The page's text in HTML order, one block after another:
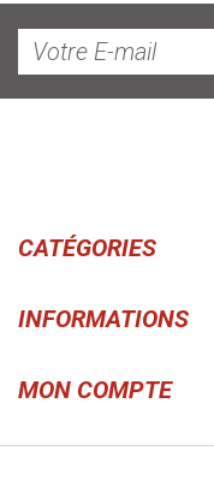
CATÉGORIES
INFORMATIONS
MON COMPTE